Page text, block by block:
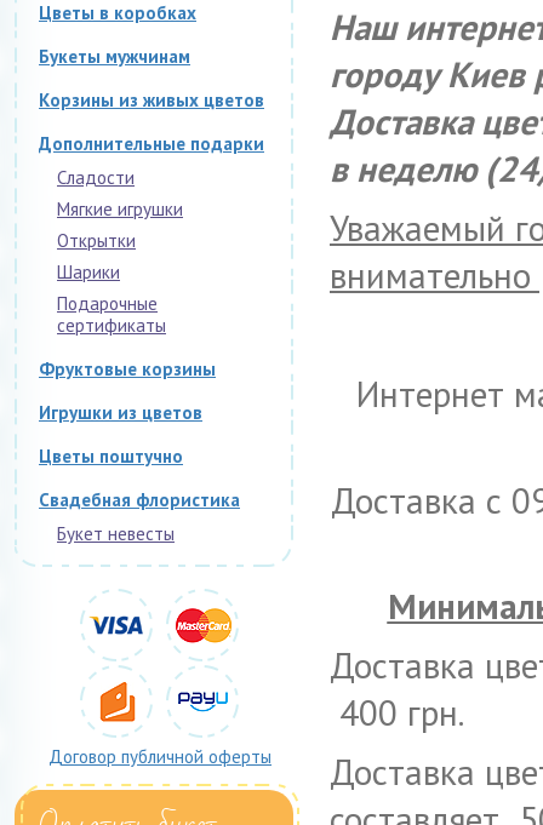
Цветы в коробках
Букеты мужчинам
Корзины из живых цветов
Дополнительные подарки
Сладости
Мягкие игрушки
Открытки
Шарики
Подарочные
сертификаты
Фруктовые корзины
Игрушки из цветов
Цветы поштучно
Свадебная флористика
Букет невесты
Договор публичной оферты
Наш
городу Киев
Доставка
в неделю
Уважаемый
Интернет
Доставка с
Доставка
400 грн.
Доставка